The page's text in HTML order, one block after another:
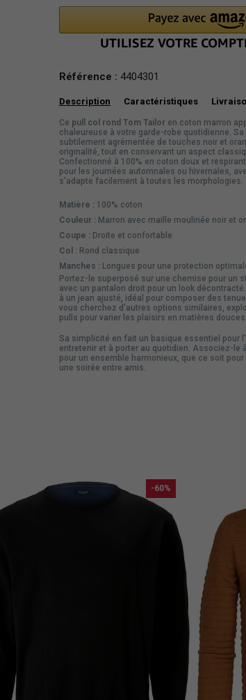
Référence : 4404301
Description Caractéristiques
Ce pull col rond Tom Tailoren coton marron
chaleureuse à votre garde-robe quotidienne.
subtilement agrémentée de touches noir et
originalité, tout en conservant un aspect
Confectionné à 100% en coton doux et
pour les journées automnales ou hivernales,
s'adapte facilement à toutes les morphologies.
Matière :100% coton
Couleur :Marron avec maille moulinée noir et
Coupe :Droite et confortable
Col :Rond classique
Manches :Longues pour une protection
Portez-le superposé sur une chemise pour un
avec un pantalon droit pour un look
à un jean ajusté, idéal pour composer des
vous cherchez d'autres options similaires,
pulls pour varier les plaisirs en matières douces
Sa simplicité en fait un basique essentiel pour
entretenir et à porter au quotidien. Associez-le
pour un ensemble harmonieux, que ce soit
une soirée entre amis.
-60%